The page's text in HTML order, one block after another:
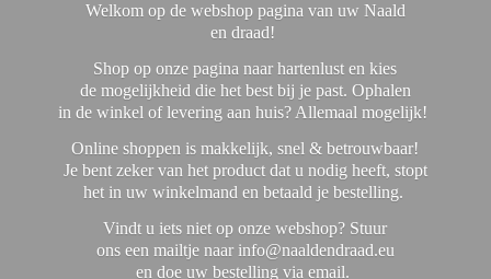
Welkom op de webshop pagina van uw Naald
en draad!
Shop op onze pagina naar hartenlust en kies
de mogelijkheid die het best bij je past. Ophalen
in de winkel of levering aan huis? Allemaal mogelijk!
Online shoppen is makkelijk, snel & betrouwbaar!
Je bent zeker van het product dat u nodig heeft, stopt
het in uw winkelmand en betaald je bestelling.
Vindt u iets niet op onze webshop? Stuur
ons een mailtje naar info@naaldendraad.eu
en doe uw bestelling via email.